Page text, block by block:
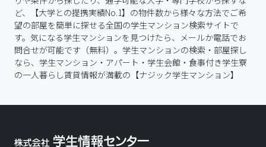
ど、【大学との提携実績No.1】の物件数から様々な方法でご希
望の部屋を簡単に探せる全国の学生マンション検索サイトで
す。気になる学生マンションを見つけたら、メールか電話でお
問合せが可能です（無料）。学生マンションの検索・部屋探し
なら、学生マンション・アパート・学生会館・食事付き学生寮
の一人暮らし賃貸情報が満載の【ナジック学生マンション】